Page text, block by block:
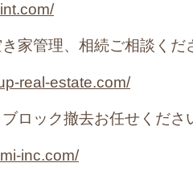
家管理、相続ご相談くだ
real-estate.com/
ロック撤去お任せくださ
inc.com/